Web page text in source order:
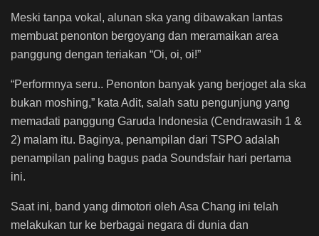
Meski tanpa vokal, alunan ska yang dibawakan lantas
membuat penonton bergoyang dan meramaikan area
panggung dengan teriakan “Oi, oi, oi!”
“Performnya seru.. Penonton banyak yang berjoget ala ska
bukan moshing,” kata Adit, salah satu pengunjung yang
memadati panggung Garuda Indonesia (Cendrawasih 1 &
2) malam itu. Baginya, penampilan dari TSPO adalah
penampilan paling bagus pada Soundsfair hari pertama
ini.
Saat ini, band yang dimotori oleh Asa Chang ini telah
melakukan tur ke berbagai negara di dunia dan